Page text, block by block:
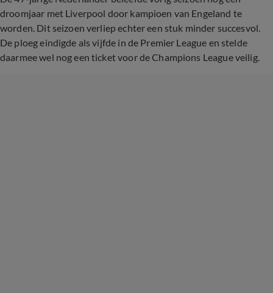
droomjaar met Liverpool door kampioen van Engeland te
worden. Dit seizoen verliep echter een stuk minder succesvol.
De ploeg eindigde als vijfde in de Premier League en stelde
daarmee wel nog een ticket voor de Champions League veilig.